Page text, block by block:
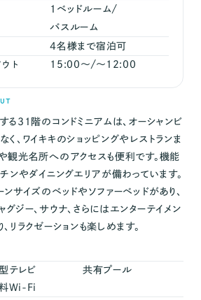
1 ベッドルーム/
バスルーム
4名様まで宿泊可
ト 15:00 〜/〜 12:00
る31階のコンドミニアムは、オーシャンビ
、ワイキキのショッピングやレストランま
観光名所へのアクセスも便利です。機能
ンやダイニングエリアが備わっています。
サイズのベッドやソファーベッドがあり、
ジー、サウナ、さらにはエンターテイメン
リラクゼーションも楽しめます。
テレビ
共有プール
Wi-Fi